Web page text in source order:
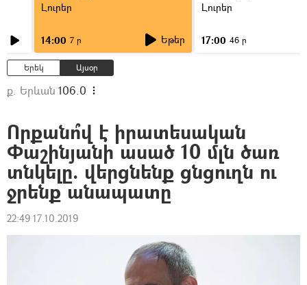
Լուրեր
14:00 7 ր Եթեր
Լուրեր
17:00 46 ր
Երեկ Այսօր
ք. Երևան 106.0
Որքանո՞վ է իրատեսական
Փաշինյանի ասած 10 մլն ծառ
տնկելը. վերցնենք ցնցուղն ու
ջրենք անապատը
22:49 17.10.2019